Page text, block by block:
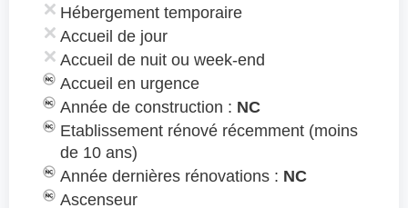
Hébergement temporaire
Accueil de jour
Accueil de nuit ou week-end
Accueil en urgence
Année de construction : NC
Etablissement rénové récemment (moins
de 10 ans)
Année dernières rénovations : NC
Ascenseur